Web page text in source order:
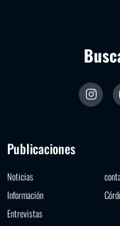
Publicaciones
Noticias
Información
Entrevistas